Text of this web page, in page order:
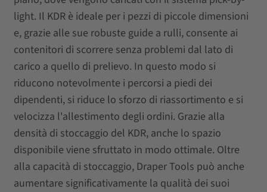
light. Il KDR è ideale per i pezzi di piccole dimensioni
e, grazie alle sue robuste guide a rulli, consente ai
contenitori di scorrere senza problemi dal lato di
carico a quello di prelievo. In questo modo si
riducono notevolmente i percorsi a piedi dei
dipendenti, si riduce lo sforzo di riassortimento e si
velocizza l'allestimento degli ordini. Grazie alla
densità di stoccaggio del KDR, anche lo spazio
disponibile viene sfruttato in modo ottimale. Oltre
alla capacità di stoccaggio, Draper Tools può anche
aumentare significativamente la qualità dei suoi